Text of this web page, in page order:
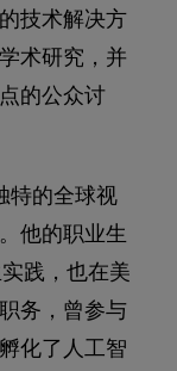
技术解决方
术研究，并
的公众讨
特的全球视
他的职业生
践，也在美
务，曾参与
化了人工智